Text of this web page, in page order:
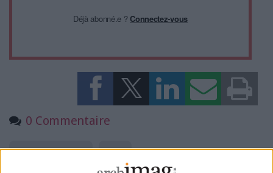
Déjà abonné.e ?Connectez-vous
0 Commentaire
VITAM
Archivage Électronique